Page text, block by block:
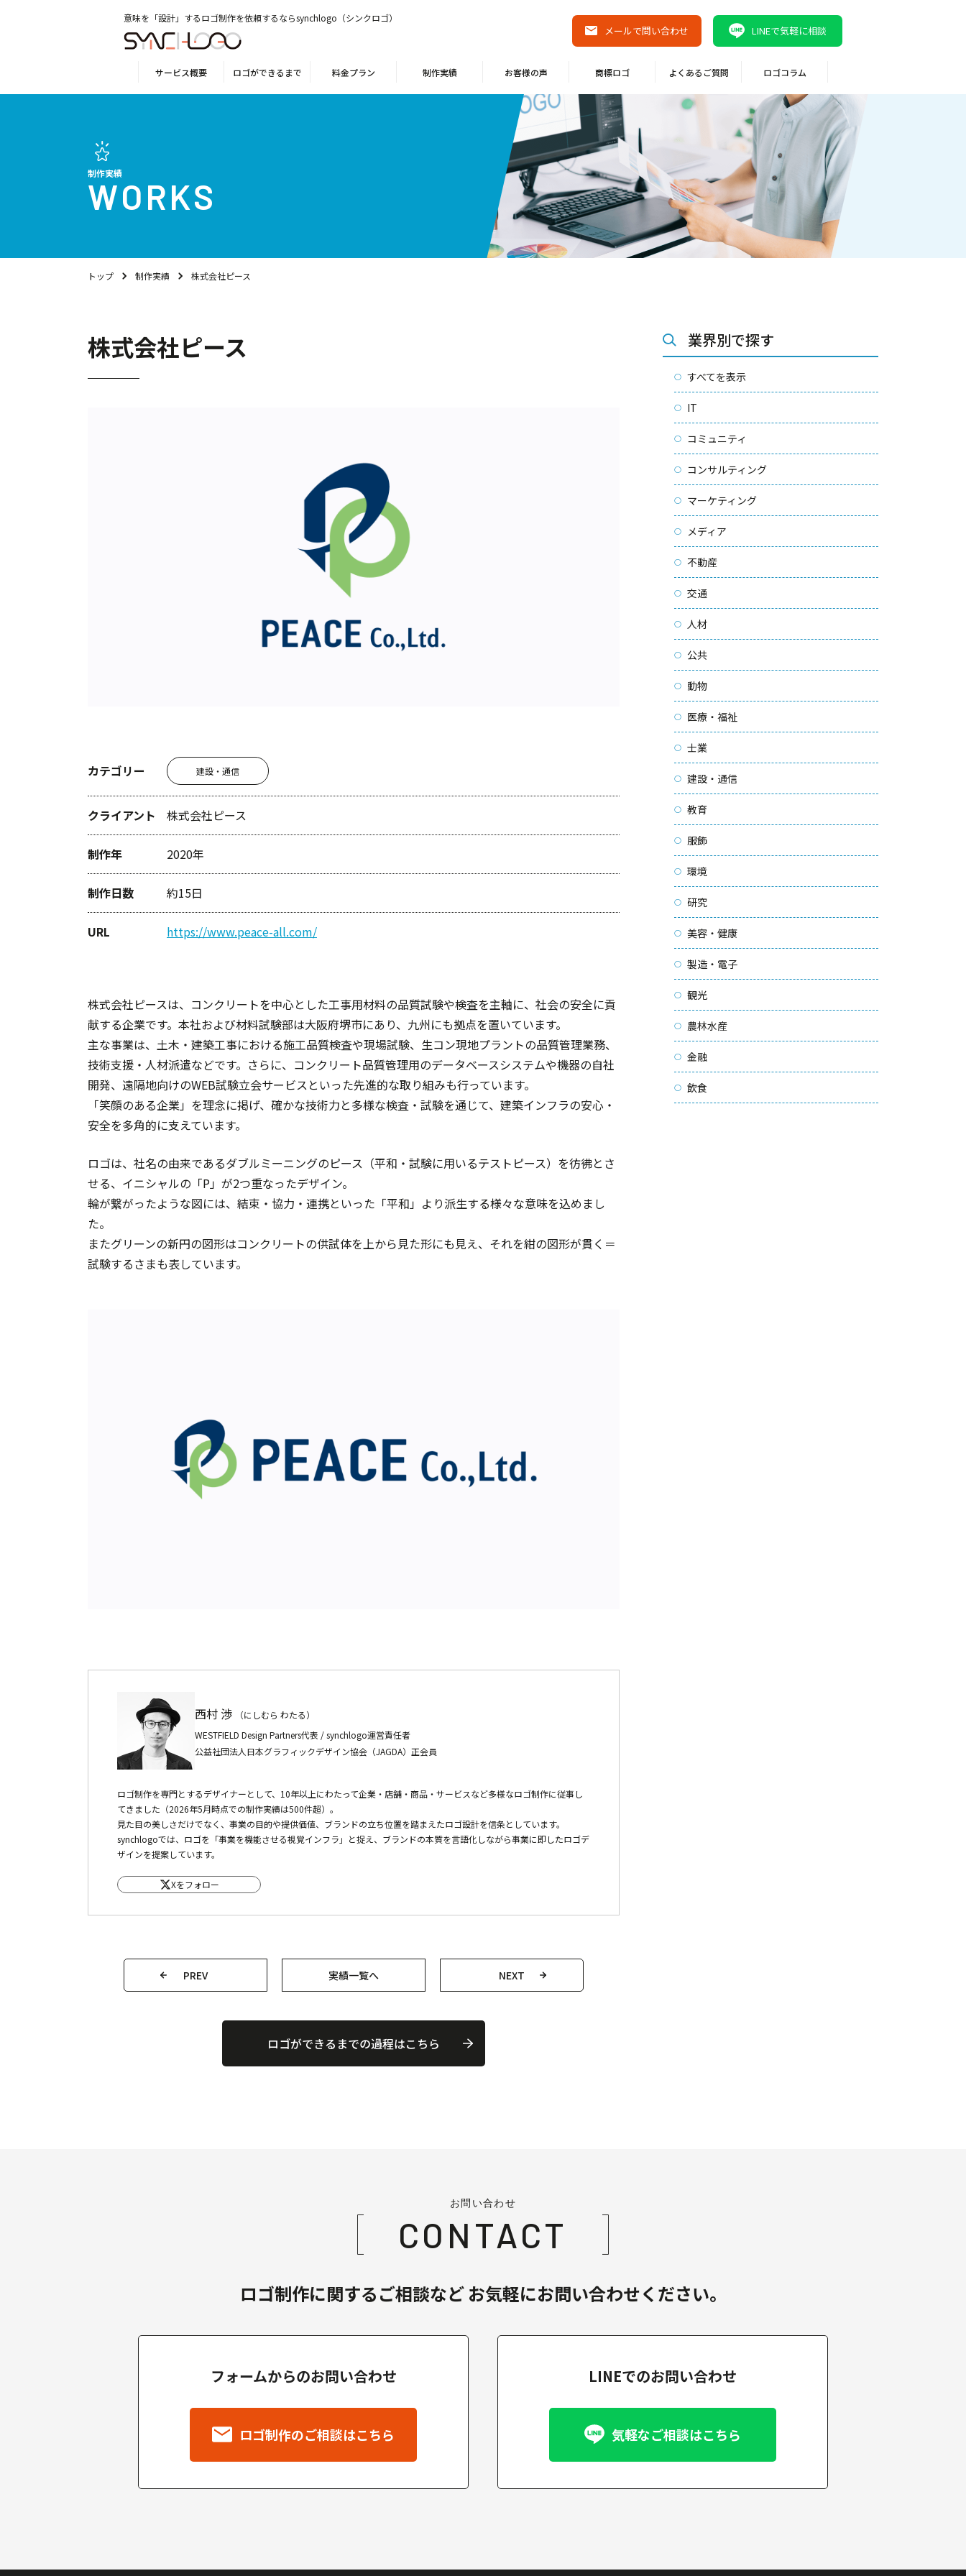
意味を「設計」するロゴ制作を依頼するならsynchlogo（シンクロゴ）
メールで問い合わせ LINEで気軽に相談
サービス概要 ロゴができるまで 料金プラン 制作実績 お客様の声 商標ロゴ よくあるご質問 ロゴコラム
制作実績
WORKS
トップ 制作実績 株式会社ピース
株式会社ピース
カテゴリー 建設・通信
クライアント 株式会社ピース
制作年 2020年
制作日数 約15日
URL https://www.peace-all.com/
株式会社ピースは、コンクリートを中心とした工事用材料の品質試験や検査を主軸に、社会の安全に貢
献する企業です。本社および材料試験部は大阪府堺市にあり、九州にも拠点を置いています。
主な事業は、土木・建築工事における施工品質検査や現場試験、生コン現地プラントの品質管理業務、
技術支援・人材派遣などです。さらに、コンクリート品質管理用のデータベースシステムや機器の自社
開発、遠隔地向けのWEB試験立会サービスといった先進的な取り組みも行っています。
「笑顔のある企業」を理念に掲げ、確かな技術力と多様な検査・試験を通じて、建築インフラの安心・
安全を多角的に支えています。
ロゴは、社名の由来であるダブルミーニングのピース（平和・試験に用いるテストピース）を彷彿とさ
せる、イニシャルの「P」が2つ重なったデザイン。
輪が繋がったような図には、結束・協力・連携といった「平和」より派生する様々な意味を込めまし
た。
またグリーンの新円の図形はコンクリートの供試体を上から見た形にも見え、それを紺の図形が貫く＝
試験するさまも表しています。
西村 渉
（にしむら わたる）
WESTFIELD Design Partners代表 / synchlogo運営責任者
公益社団法人日本グラフィックデザイン協会（JAGDA）正会員
ロゴ制作を専門とするデザイナーとして、10年以上にわたって企業・店舗・商品・サービスなど多様なロゴ制作に従事し
てきました（2026年5月時点での制作実績は500件超）。
見た目の美しさだけでなく、事業の目的や提供価値、ブランドの立ち位置を踏まえたロゴ設計を信条としています。
synchlogoでは、ロゴを「事業を機能させる視覚インフラ」と捉え、ブランドの本質を言語化しながら事業に即したロゴデ
ザインを提案しています。
Xをフォロー
PREV 実績一覧へ NEXT
ロゴができるまでの過程はこちら
業界別で探す
すべてを表示
IT
コミュニティ
コンサルティング
マーケティング
メディア
不動産
交通
人材
公共
動物
医療・福祉
士業
建設・通信
教育
服飾
環境
研究
美容・健康
製造・電子
観光
農林水産
金融
飲食
お問い合わせ
CONTACT
ロゴ制作に関するご相談など お気軽にお問い合わせください。
フォームからのお問い合わせ
ロゴ制作のご相談はこちら
LINEでのお問い合わせ
気軽なご相談はこちら